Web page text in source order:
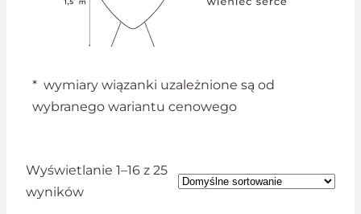
* wymiary wiązanki uzależnione są od
wybranego wariantu cenowego
Wyświetlanie 1–16 z 25
wyników